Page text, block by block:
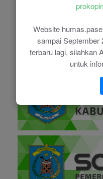
Website
sampai September
terbaru lagi, silahkan
untuk